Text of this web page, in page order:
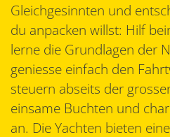
Gleichgesinnten und
du anpacken willst: Hilf
lerne die Grundlagen der
geniesse einfach den
steuern abseits der
einsame Buchten und
an. Die Yachten bieten